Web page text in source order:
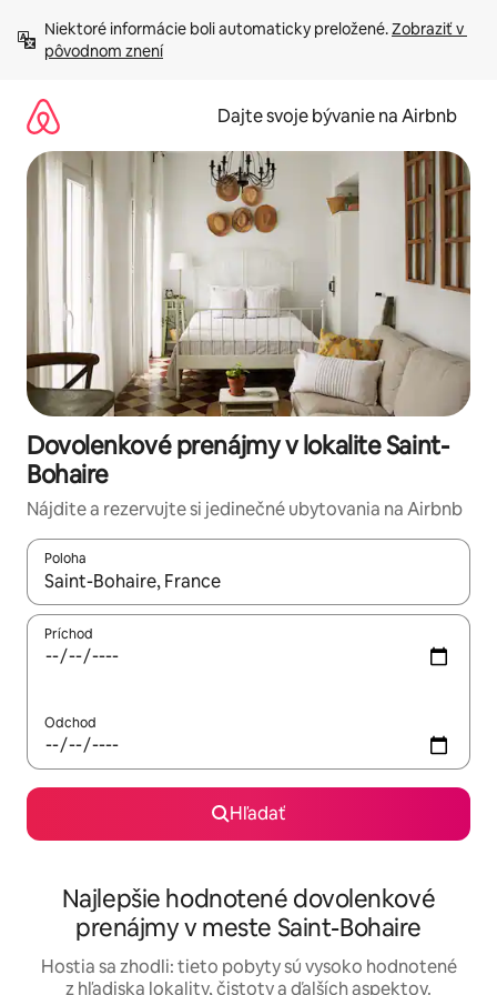
obsah.
Niektoré informácie boli automaticky preložené. Zobraziť v
pôvodnom znení
Dajte svoje bývanie na Airbnb
Dovolenkové prenájmy v lokalite Saint-
Bohaire
Nájdite a rezervujte si jedinečné ubytovania na Airbnb
Poloha
Keď budú výsledky k dispozícii, môžete si ich prechádzať
Príchod
Odchod
Hľadať
Najlepšie hodnotené dovolenkové
prenájmy v meste Saint-Bohaire
Hostia sa zhodli: tieto pobyty sú vysoko hodnotené
z hľadiska lokality, čistoty a ďalších aspektov.